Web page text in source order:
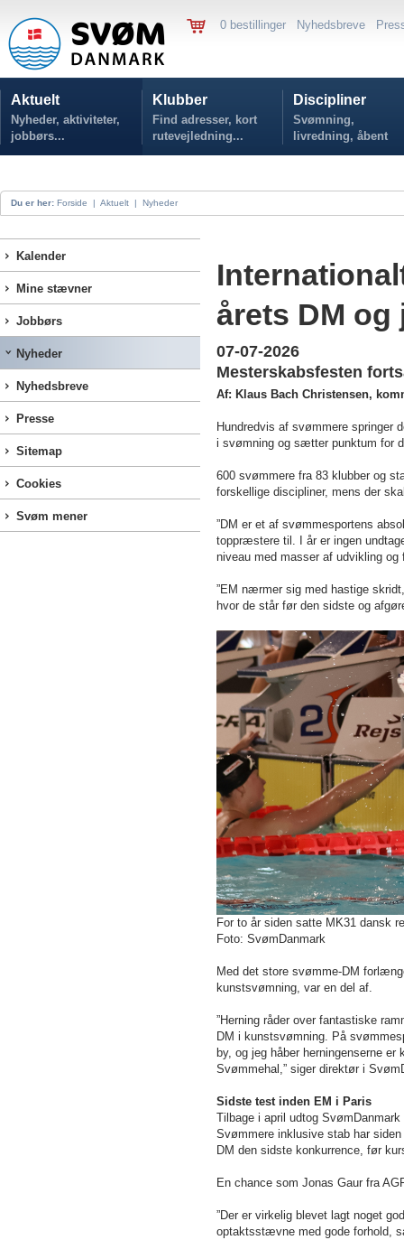
0 bestillinger Nyhedsbreve
Aktuelt
Nyheder, aktiviteter,
jobbørs...
Klubber
Find adresser, kort
rutevejledning...
Discipliner
Svømning,
livredning, åbent
vand...
Du er her: Forside | Aktuelt | Nyheder
Kalender
Mine stævner
Jobbørs
Nyheder
Nyhedsbreve
Presse
Sitemap
Cookies
Svøm mener
årets DM og
07-07-2026
Mesterskabsfesten
Af: Klaus Bach Christensen,
Hundredvis af svømmere springer
i svømning og sætter punktum for
600 svømmere fra 83 klubber og
forskellige discipliner, mens der
”DM er et af svømmesportens
toppræstere til. I år er ingen
niveau med masser af udvikling og
”EM nærmer sig med hastige
hvor de står før den sidste og
For to år siden satte MK31 dansk
Foto: SvømDanmark
Med det store svømme-DM
kunstsvømning, var en del af.
”Herning råder over fantastiske
DM i kunstsvømning. På
by, og jeg håber herningenserne
Svømmehal,” siger direktør i
Sidste test inden EM i Paris
Tilbage i april udtog SvømDanmark
Svømmere inklusive stab har
DM den sidste konkurrence, før
En chance som Jonas Gaur fra
”Der er virkelig blevet lagt noget
optaktsstævne med gode forhold,